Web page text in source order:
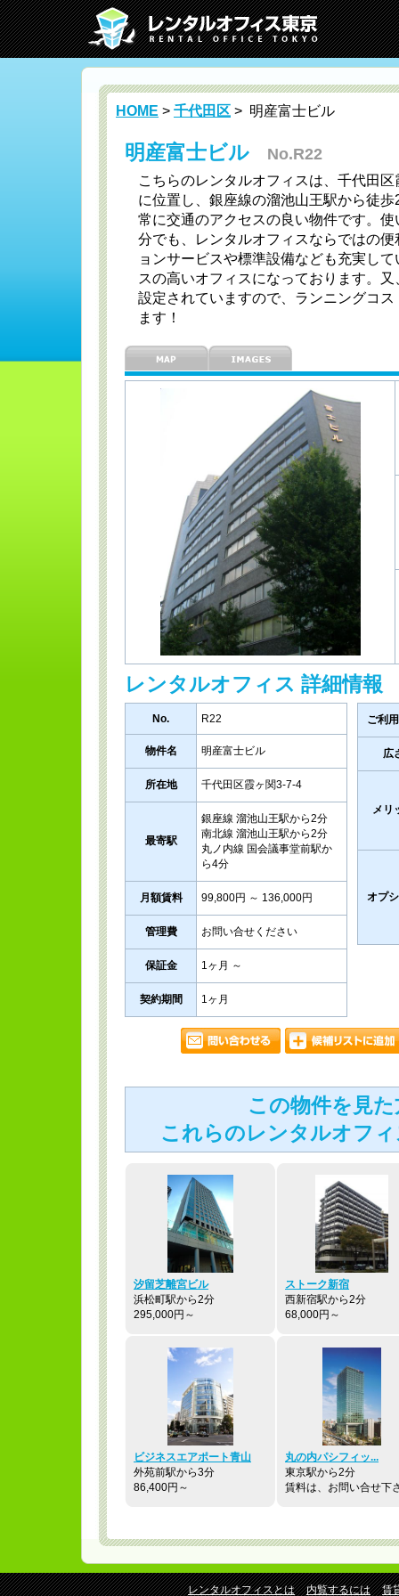
HOME > 千代田区 > 明産富士ビル
明産富士ビル No.R22
こちらのレンタルオフィスは、千代田区
に位置し、銀座線の溜池山王駅から徒歩
常に交通のアクセスの良い物件です。使
分でも、レンタルオフィスならではの便
ョンサービスや標準設備なども充実し
スの高いオフィスになっております。
設定されていますので、ランニングコ
ます！
レンタルオフィス 詳細情報
No. R22
物件名 明産富士ビル
所在地 千代田区霞ヶ関3-7-4
最寄駅
銀座線 溜池山王駅から2分
南北線 溜池山王駅から2分
丸ノ内線 国会議事堂前駅か
ら4分
月額賃料 99,800円 ～ 136,000円
管理費 お問い合せください
保証金 1ヶ月 ～
契約期間 1ヶ月
ご利
広
メリ
オプ
この物件を見
これらのレンタルオフ
汐留芝離宮ビル
浜松町駅から2分
295,000円～
ストーク新宿
西新宿駅から2分
68,000円～
ビジネスエアポート青山
外苑前駅から3分
86,400円～
丸の内パシフィッ...
東京駅から2分
賃料は、お問い合せ下
レンタルオフィスとは 内覧するには 賃